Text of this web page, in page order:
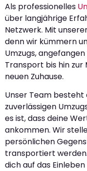
Als professionelles
über langjährige
Netzwerk. Mit
denn wir kümmern
Umzugs,
Transport bis hin
neuen Zuhause.
Unser Team besteht
zuverlässigen
es ist, dass deine
ankommen. Wir
persönlichen
transportiert
dich auf das